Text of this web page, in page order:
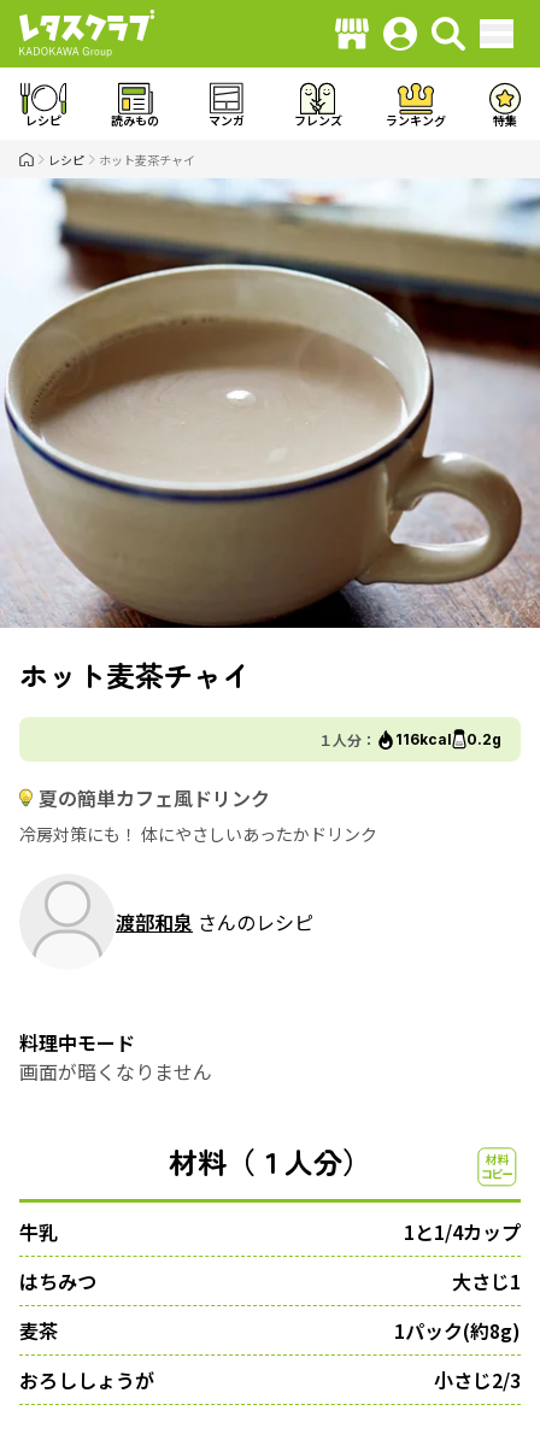
レシピ 読みもの マンガ フレンズ ランキング 特集
レシピ ホット麦茶チャイ
ホット麦茶チャイ
１人分： 116kcal 0.2g
夏の簡単カフェ風ドリンク
冷房対策にも！ 体にやさしいあったかドリンク
渡部和泉 さんのレシピ
料理中モード
画面が暗くなりません
材料（１人分）
牛乳
1と1/4カップ
はちみつ
大さじ1
麦茶
1パック(約8g)
おろししょうが
小さじ2/3